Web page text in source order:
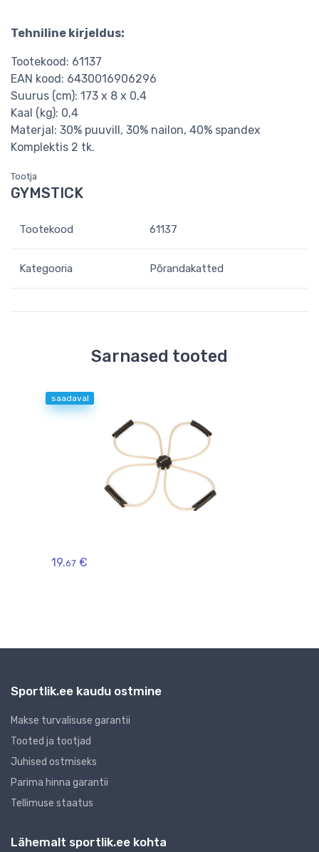
Tehniline kirjeldus:
Tootekood: 61137
EAN kood: 6430016906296
Suurus (cm): 173 x 8 x 0,4
Kaal (kg): 0,4
Materjal: 30% puuvill, 30% nailon, 40% spandex
Komplektis 2 tk.
Tootja
GYMSTICK
Tootekood 61137
Kategooria Põrandakatted
Sarnased tooted
saadaval
19.67 €
Sportlik.ee kaudu ostmine
Makse turvalisuse garantii
Tooted ja tootjad
Juhised ostmiseks
Parima hinna garantii
Tellimuse staatus
Lähemalt sportlik.ee kohta